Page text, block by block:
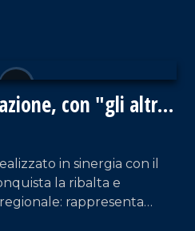
nella Calabria più
il proprio destino.
con "gli altri
in sinergia con il
la ribalta e
rappresenta